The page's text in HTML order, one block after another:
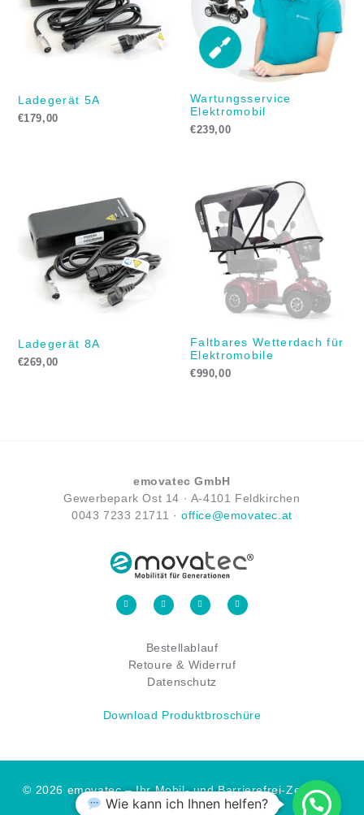
Ladegerät 5A
€179,00
Wartungsservice
Elektromobil
€239,00
Ladegerät 8A
€269,00
Faltbares Wetterdach für
Elektromobile
€990,00
emovatec GmbH
Gewerbepark Ost 14 · A-4101 Feldkirchen
00437233 21711 · office@emovatec.at
F
a
c
I
n
s
r
a
m
Y
o
u
e
L
i
n
Bestellablauf
Retoure & Widerruf
Datenschutz
Download Produktbroschüre
© 2026 emovatec – Ihr Mobil- und Barrierefrei-Zentrum
Wie kann ich Ihnen helfen?